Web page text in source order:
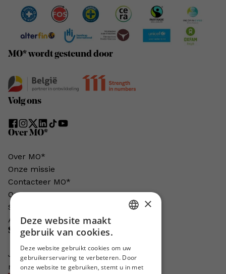
MO* wordt gesteund door
Volg ons
Over MO*
Over MO*
Onze missie
Contacteer MO*
Onze auteurs
Schrijven voor MO*?
Adverteren in MO*
Steun MO*
Je helpt ons groeien. MO* bestaat
niet zonder jouw steun!
ENGLISH
×
Deze website maakt
gebruik van cookies.
Deze website gebruikt cookies om uw
gebruikerservaring te verbeteren. Door
onze website te gebruiken, stemt u in met